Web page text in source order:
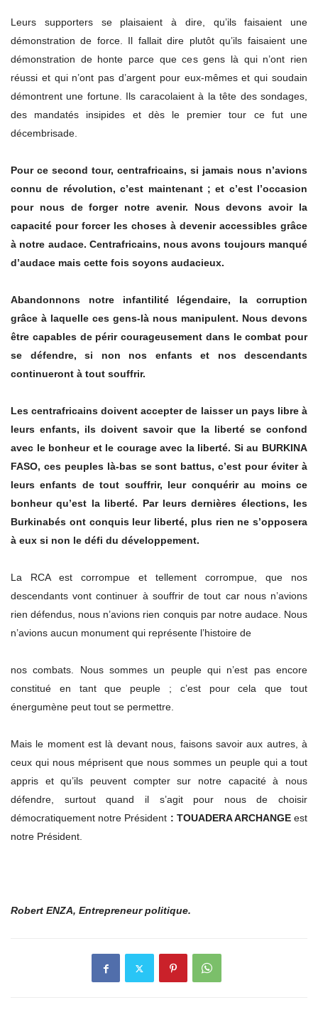
Leurs supporters se plaisaient à dire, qu’ils faisaient une
démonstration de force. Il fallait dire plutôt qu’ils faisaient une
démonstration de honte parce que ces gens là qui n’ont rien
réussi et qui n’ont pas d’argent pour eux-mêmes et qui soudain
démontrent une fortune. Ils caracolaient à la tête des sondages,
des mandatés insipides et dès le premier tour ce fut une
décembrisade.
Pour ce second tour, centrafricains, si jamais nous n’avions
connu de révolution, c’est maintenant ; et c’est l’occasion
pour nous de forger notre avenir. Nous devons avoir la
capacité pour forcer les choses à devenir accessibles grâce
à notre audace. Centrafricains, nous avons toujours manqué
d’audace mais cette fois soyons audacieux.
Abandonnons notre infantilité légendaire, la corruption
grâce à laquelle ces gens-là nous manipulent. Nous devons
être capables de périr courageusement dans le combat pour
se défendre, si non nos enfants et nos descendants
continueront à tout souffrir.
Les centrafricains doivent accepter de laisser un pays libre à
leurs enfants, ils doivent savoir que la liberté se confond
avec le bonheur et le courage avec la liberté. Si au BURKINA
FASO, ces peuples là-bas se sont battus, c’est pour éviter à
leurs enfants de tout souffrir, leur conquérir au moins ce
bonheur qu’est la liberté. Par leurs dernières élections, les
Burkinabés ont conquis leur liberté, plus rien ne s’opposera
à eux si non le défi du développement.
La RCA est corrompue et tellement corrompue, que nos
descendants vont continuer à souffrir de tout car nous n’avions
rien défendus, nous n’avions rien conquis par notre audace. Nous
n’avions aucun monument qui représente l’histoire de
nos combats. Nous sommes un peuple qui n’est pas encore
constitué en tant que peuple ; c’est pour cela que tout
énergumène peut tout se permettre.
Mais le moment est là devant nous, faisons savoir aux autres, à
ceux qui nous méprisent que nous sommes un peuple qui a tout
appris et qu’ils peuvent compter sur notre capacité à nous
défendre, surtout quand il s’agit pour nous de choisir
démocratiquement notre Président : TOUADERA ARCHANGEest
notre Président.
Robert ENZA, Entrepreneur politique.